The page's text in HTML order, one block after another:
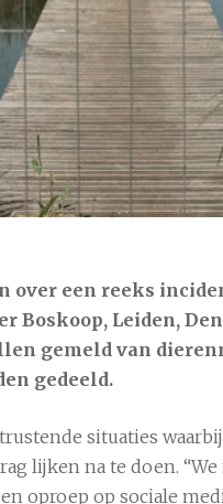
over een reeks
Boskoop, Leiden,
gemeld van
gedeeld.
situaties
lijken na te doen.
oproep op sociale